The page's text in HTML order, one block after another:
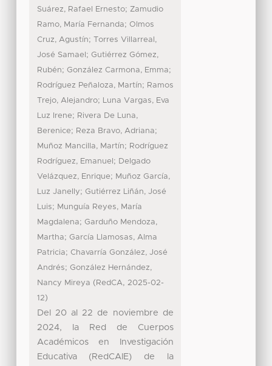
Suárez, Rafael Ernesto; Zamudio
Ramo, María Fernanda; Olmos
Cruz, Agustín;
Torres Villarreal,
José Samael ; Gutiérrez Gómez,
Rubén; González Carmona, Emma;
Rodríguez Peñaloza, Martín; Ramos
Trejo, Alejandro; Luna Vargas, Eva
Luz Irene; Rivera De Luna,
Berenice; Reza Bravo, Adriana;
Muñoz Mancilla, Martín; Rodríguez
Rodríguez, Emanuel ; Delgado
Velázquez, Enrique; Muñoz García,
Luz Janelly; Gutiérrez Liñán, José
Luis; Munguía Reyes, María
Magdalena; Garduño Mendoza,
Martha; García Llamosas, Alma
Patricia; Chavarría González, José
Andrés; González Hernández,
Nancy Mireya ( RedCA, 2025-02-
12)
Del 20 al 22 de noviembre de
2024, la Red de Cuerpos
Académicos en Investigación
Educativa (RedCAIE) de la